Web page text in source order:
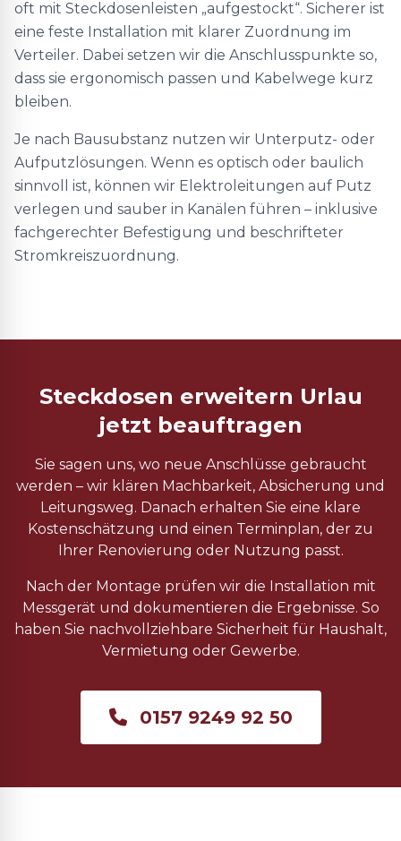
oft mit Steckdosenleisten „aufgestockt“. Sicherer ist
eine feste Installation mit klarer Zuordnung im
Verteiler. Dabei setzen wir die Anschlusspunkte so,
dass sie ergonomisch passen und Kabelwege kurz
bleiben.
Je nach Bausubstanz nutzen wir Unterputz- oder
Aufputzlösungen. Wenn es optisch oder baulich
sinnvoll ist, können wir Elektroleitungen auf Putz
verlegen und sauber in Kanälen führen – inklusive
fachgerechter Befestigung und beschrifteter
Stromkreiszuordnung.
Steckdosen erweitern Urlau
jetzt beauftragen
Sie sagen uns, wo neue Anschlüsse gebraucht
werden – wir klären Machbarkeit, Absicherung und
Leitungsweg. Danach erhalten Sie eine klare
Kostenschätzung und einen Terminplan, der zu
Ihrer Renovierung oder Nutzung passt.
Nach der Montage prüfen wir die Installation mit
Messgerät und dokumentieren die Ergebnisse. So
haben Sie nachvollziehbare Sicherheit für Haushalt,
Vermietung oder Gewerbe.
0157 9249 92 50